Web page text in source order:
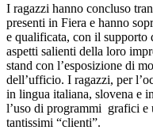
I ragazzi hanno concluso
presenti in Fiera e hanno
e qualificata, con il supporto
aspetti salienti della loro
stand con l’esposizione di
dell’ufficio. I ragazzi, per
in lingua italiana, slovena e
l’uso di programmi grafici e
tantissimi “clienti”.